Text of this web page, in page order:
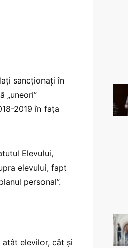
sancționați în
„uneori”
2019 în fața
Elevului,
elevului, fapt
personal”.
elevilor, cât și